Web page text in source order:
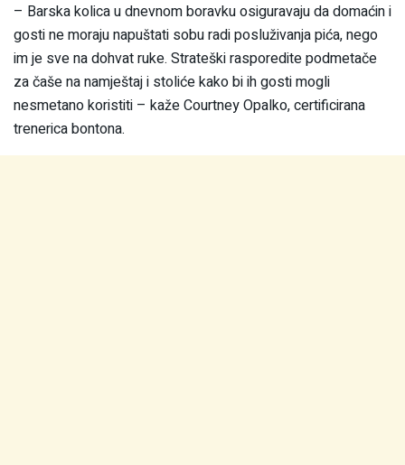
– Barska kolica u dnevnom boravku osiguravaju da domaćin i
gosti ne moraju napuštati sobu radi posluživanja pića, nego
im je sve na dohvat ruke. Strateški rasporedite podmetače
za čaše na namještaj i stoliće kako bi ih gosti mogli
nesmetano koristiti – kaže Courtney Opalko, certificirana
trenerica bontona.